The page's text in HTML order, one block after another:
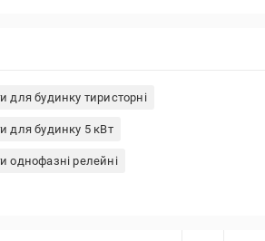
для будинку тиристорні
для будинку 5 кВт
однофазні релейні
для будинку симисторні
для будинку релейні
однофазні навісні
для будинку трифазні
однофазні тиристорні
для будинку однофазні
для будинку навісні
для будинку 15 кВт